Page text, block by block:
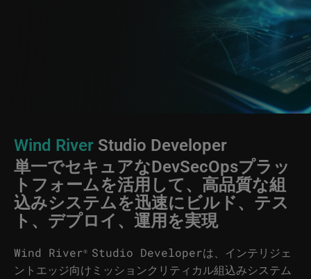
Wind River Studio Developer
単一でセキュアなDevSecOpsプラッ
トフォームを活用して、高品質な組
込みシステムを迅速にビルド、テス
ト、デプロイ、運用を実現
Wind River® Studio Developerは、インテリジェ
ントエッジ向けミッションクリティカル組込みシステム